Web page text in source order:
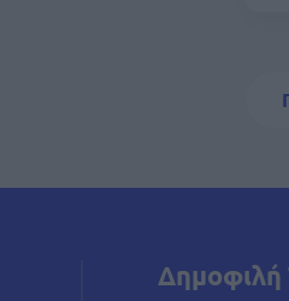
Δημοφιλή